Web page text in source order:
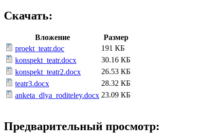
Скачать:
Вложение
Размер
proekt_teatr.doc
191 КБ
konspekt_teatr.docx
30.16 КБ
konspekt_teatr2.docx
26.53 КБ
teatr3.docx
28.32 КБ
anketa_dlya_roditeley.docx 23.09 КБ
Предварительный просмотр: